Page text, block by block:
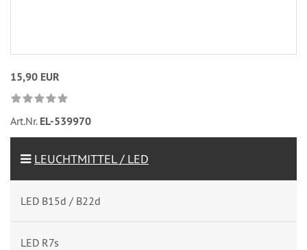
15,90 EUR
Art.Nr. EL-539970
LEUCHTMITTEL / LED
LED B15d / B22d
LED R7s